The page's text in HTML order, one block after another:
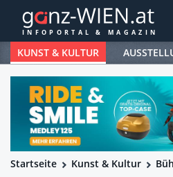
KUNST & KULTUR
Startseite Kunst & Kultur